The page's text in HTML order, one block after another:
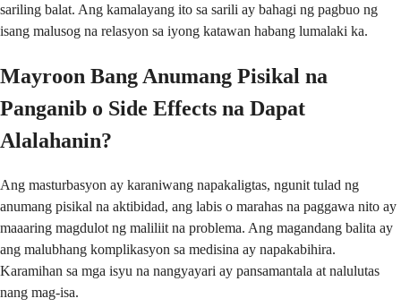
sariling balat. Ang kamalayang ito sa sarili ay bahagi ng pagbuo ng
isang malusog na relasyon sa iyong katawan habang lumalaki ka.
Mayroon Bang Anumang Pisikal na
Panganib o Side Effects na Dapat
Alalahanin?
Ang masturbasyon ay karaniwang napakaligtas, ngunit tulad ng
anumang pisikal na aktibidad, ang labis o marahas na paggawa nito ay
maaaring magdulot ng maliliit na problema. Ang magandang balita ay
ang malubhang komplikasyon sa medisina ay napakabihira.
Karamihan sa mga isyu na nangyayari ay pansamantala at nalulutas
nang mag-isa.